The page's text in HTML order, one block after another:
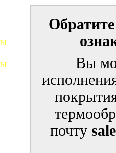
Вы
почту